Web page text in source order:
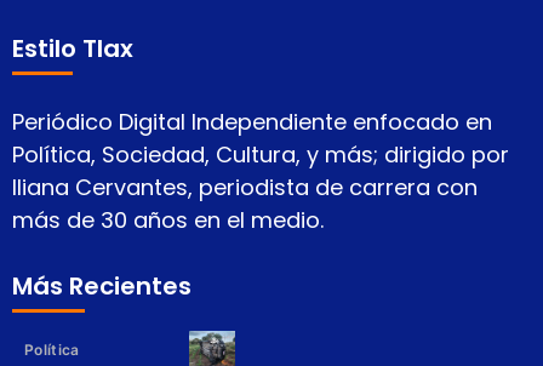
Estilo Tlax
Periódico Digital Independiente enfocado en
Política, Sociedad, Cultura, y más; dirigido por
Iliana Cervantes, periodista de carrera con
más de 30 años en el medio.
Más Recientes
Política